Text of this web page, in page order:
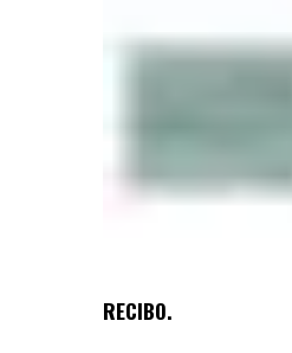
RECIBO.